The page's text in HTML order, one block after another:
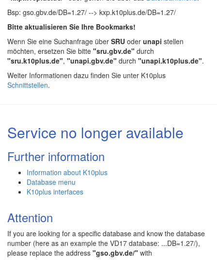
Bsp: gso.gbv.de/DB=1.27/ --> kxp.k10plus.de/DB=1.27/
Bitte aktualisieren Sie Ihre Bookmarks!
Wenn Sie eine Suchanfrage über SRU oder unapi stellen
möchten, ersetzen Sie bitte "sru.gbv.de" durch
"sru.k10plus.de", "unapi.gbv.de" durch "unapi.k10plus.de".
Weiter Informationen dazu finden Sie unter K10plus
Schnittstellen.
Service no longer available
Further information
Information about K10plus
Database menu
K10plus interfaces
Attention
If you are looking for a specific database and know the database
number (here as an example the VD17 database: ...DB=1.27/),
please replace the address "gso.gbv.de/" with